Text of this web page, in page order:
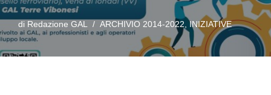
di Redazione GAL ARCHIVIO 2014-2022 ,INIZIATIVE